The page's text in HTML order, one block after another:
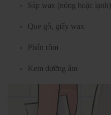
Sáp wax (nóng hoặc lạnh)
Que gỗ, giấy wax
Phấn rôm
Kem dưỡng ẩm